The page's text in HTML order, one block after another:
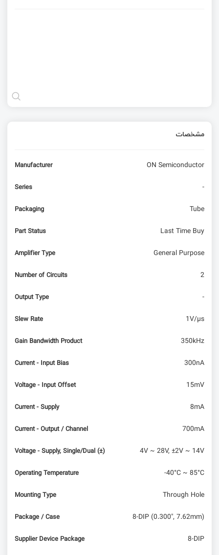
مشخصات
Manufacturer ON Semiconductor
Series -
Packaging Tube
Part Status Last Time Buy
Amplifier Type General Purpose
Number of Circuits 2
Output Type -
Slew Rate 1V/µs
Gain Bandwidth Product 350kHz
Current - Input Bias 300nA
Voltage - Input Offset 15mV
Current - Supply 8mA
Current - Output / Channel 700mA
Voltage - Supply, Single/Dual (±) 4V ~ 28V, ±2V ~ 14V
Operating Temperature -40°C ~ 85°C
Mounting Type Through Hole
Package / Case 8-DIP (0.300", 7.62mm)
Supplier Device Package 8-DIP